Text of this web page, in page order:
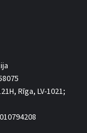
Rīga, LV-1021;